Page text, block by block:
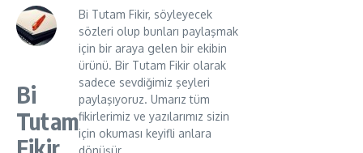
Bi
Tutam
Bi Tutam Fikir, söyleyecek
sözleri olup bunları paylaşmak
için bir araya gelen bir ekibin
ürünü. Bir Tutam Fikir olarak
sadece sevdiğimiz şeyleri
paylaşıyoruz. Umarız tüm
fikirlerimiz ve yazılarımız sizin
için okuması keyifli anlara
dönüşür.